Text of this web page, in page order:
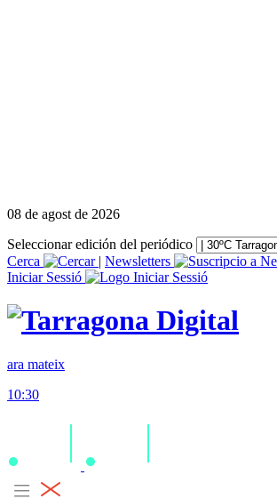
08 de agost de 2026
Seleccionar edición del periódico
Cerca
| Newsletters
Iniciar Sessió
ara mateix
10:30